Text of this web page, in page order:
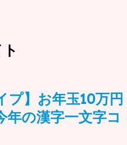
プ】お年玉10万円
年の漢字一文字コ